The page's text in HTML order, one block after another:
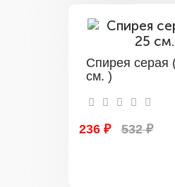
Спирея серая
см. )
236 ₽ 532 ₽